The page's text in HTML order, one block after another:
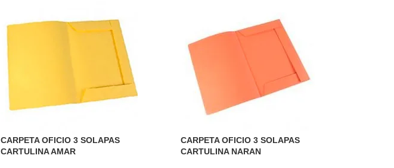
CARPETA OFICIO 3 SOLAPAS
CARTULINA AMAR
CARPETA OFICIO 3 SOLAPAS
CARTULINA NARAN